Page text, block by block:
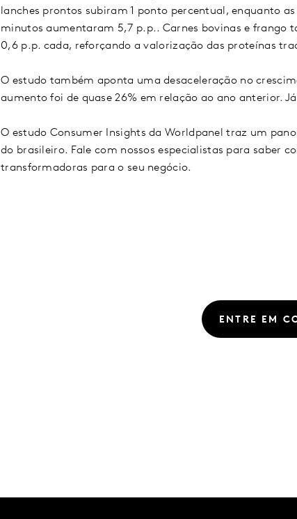
lanches prontos subiram 1 ponto percentual, enquanto
minutos aumentaram 5,7 p.p.. Carnes bovinas e frango
0,6 p.p. cada, reforçando a valorização das proteínas
O estudo também aponta uma desaceleração no
aumento foi de quase 26% em relação ao ano anterior.
O estudo Consumer Insights da Worldpanel traz um
do brasileiro. Fale com nossos especialistas para saber
transformadoras para o seu negócio.
ENTRE EM